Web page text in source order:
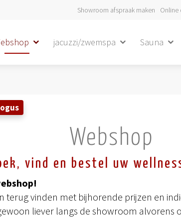
Showroom afspraak maken Online
jacuzzi/zwemspa Sauna
Webshop
vind en bestel uw
terug vinden met bijhorende prijzen en
liever langs de showroom alvorens